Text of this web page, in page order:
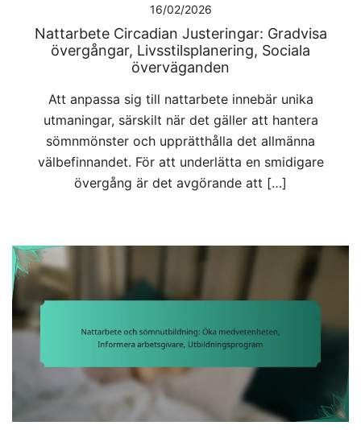
16/02/2026
Nattarbete Circadian Justeringar: Gradvisa
övergångar, Livsstilsplanering, Sociala
överväganden
Att anpassa sig till nattarbete innebär unika
utmaningar, särskilt när det gäller att hantera
sömnmönster och upprätthålla det allmänna
välbefinnandet. För att underlätta en smidigare
övergång är det avgörande att […]